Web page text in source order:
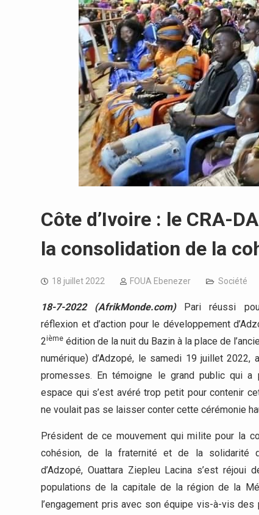
Côte d’Ivoire : le CRA-
la consolidation de la
18 juillet 2022 FOUA Ebenezer Société
18-7-2022 (AfrikMonde.com)Pari réussi
réflexion et d’action pour le développement
2ième édition de la nuit du Bazin à la place de
numérique) d’Adzopé, le samedi 19 juillet 2022,
promesses. En témoigne le grand public qui a
espace qui s’est avéré trop petit pour contenir
ne voulait pas se laisser conter cette cérémonie
Président de ce mouvement qui milite pour la
cohésion, de la fraternité et de la solidarité
d’Adzopé, Ouattara Ziepleu Lacina s’est réjoui
populations de la capitale de la région de la
l’engagement pris avec son équipe vis-à-vis